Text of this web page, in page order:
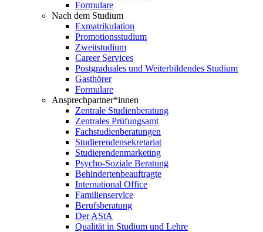
Formulare
Nach dem Studium
Exmatrikulation
Promotionsstudium
Zweitstudium
Career Services
Postgraduales und Weiterbildendes Studium
Gasthörer
Formulare
Ansprechpartner*innen
Zentrale Studienberatung
Zentrales Prüfungsamt
Fachstudienberatungen
Studierendensekretariat
Studierendenmarketing
Psycho-Soziale Beratung
Behindertenbeauftragte
International Office
Familienservice
Berufsberatung
Der AStA
Qualität in Studium und Lehre